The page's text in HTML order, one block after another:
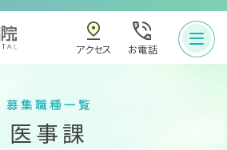
アクセス お電話
募集職種一覧
医事課